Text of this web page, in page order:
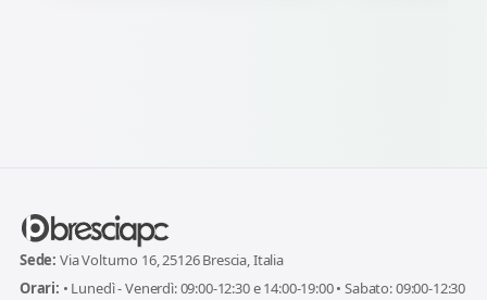
Sede: Via Volturno 16, 25126 Brescia, Italia
Orari: • Lunedì - Venerdì: 09:00-12:30 e 14:00-19:00 • Sabato: 09:00-12:30